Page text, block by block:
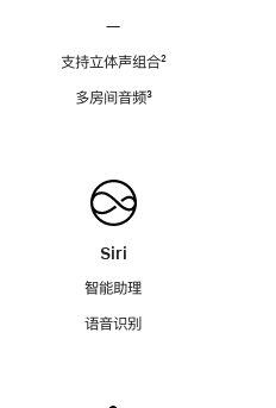
—
支持立体声组合脚
²
多房间音频脚
³
Siri
智能助理
语音识别